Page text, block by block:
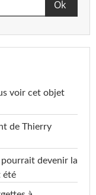
voir cet objet
de Thierry
devenir la
été